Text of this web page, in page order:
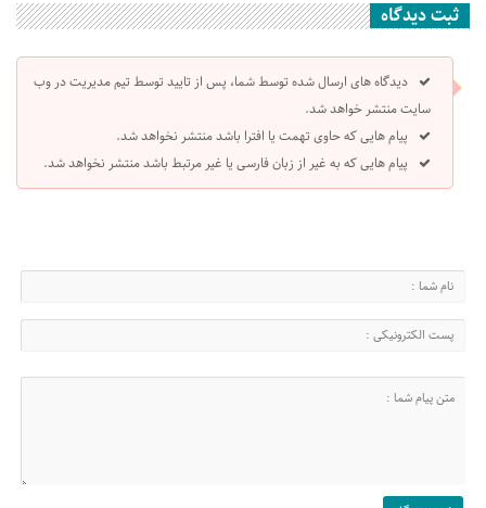
ثبت دیدگاه
دیدگاه های ارسال شده توسط شما، پس از تایید توسط تیم مدیریت در وب
سایت منتشر خواهد شد.
پیام هایی که حاوی تهمت یا افترا باشد منتشر نخواهد شد.
پیام هایی که به غیر از زبان فارسی یا غیر مرتبط باشد منتشر نخواهد شد.